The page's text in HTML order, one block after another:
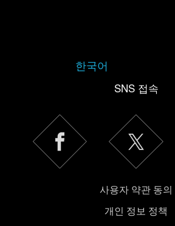
한국어
SNS 접속
사용자 약관 동의
개인 정보 정책